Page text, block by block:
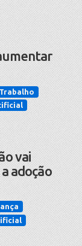
vai
adoção